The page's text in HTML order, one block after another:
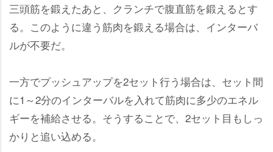
三頭筋を鍛えたあと、クランチで腹直筋を鍛えるとす
る。このように違う筋肉を鍛える場合は、インターバ
ルが不要だ。
一方でプッシュアップを2セット行う場合は、セット間
に1～2分のインターバルを入れて筋肉に多少のエネル
ギーを補給させる。そうすることで、2セット目もしっ
かりと追い込める。